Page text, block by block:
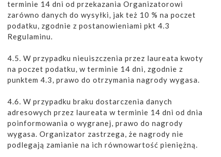
terminie 14 dni od przekazania Organizatorowi
zarówno danych do wysyłki, jak też 10 % na poczet
podatku, zgodnie z postanowieniami pkt 4.3
Regulaminu.
4.5. W przypadku nieuiszczenia przez laureata kwoty
na poczet podatku, w terminie 14 dni, zgodnie z
punktem 4.3, prawo do otrzymania nagrody wygasa.
4.6. W przypadku braku dostarczenia danych
adresowych przez laureata w terminie 14 dni od dnia
poinformowania o wygranej, prawo do nagrody
wygasa. Organizator zastrzega, że nagrody nie
podlegają zamianie na ich równowartość pieniężną.